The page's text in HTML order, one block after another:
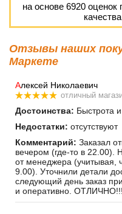
на основе 6920 оценок
качества
Отзывы наших
Маркете
Алексей Николаевич
отличный
Достоинства: Быстрота
Недостатки: отсутствуют
Комментарий: Заказал
вечером (где-то в 22.00).
от менеджера (учитывая,
9.00). Уточнили детали
следующий день заказ
и оперативно.